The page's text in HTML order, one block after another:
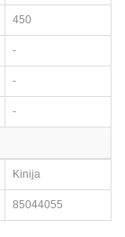
450
-
-
-
Kinija
85044055